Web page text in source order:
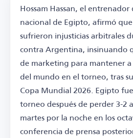
Hossam Hassan, el entrenador
nacional de Egipto, afirmó
sufrieron injusticias arbitrales
contra Argentina, insinuando
de marketing para mantener
del mundo en el torneo, tras
Copa Mundial 2026. Egipto
torneo después de perder 3-2
martes por la noche en los
conferencia de prensa